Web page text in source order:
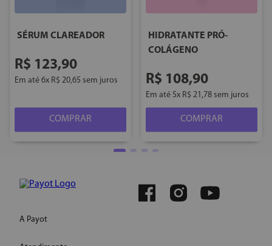
SÉRUM CLAREADOR
R$ 123,90
Em até 6x R$ 20,65 sem juros
COMPRAR
HIDRATANTE PRÓ-
COLÁGENO
R$ 108,90
Em até 5x R$ 21,78 sem juros
COMPRAR
A Payot